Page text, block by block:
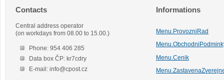
Contacts
Central address operator
(on workdays from 08.00 to 15.00.)
Phone: 954 406 285
Data box ČP: kr7cdry
E-mail: info@cpost.cz
Informations
Menu.ProvozniRad
Menu.Cenik